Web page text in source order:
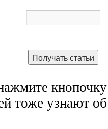
тоже узнают